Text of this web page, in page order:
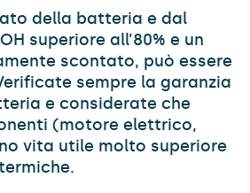
della batteria e dal
superiore all’80% e un
scontato, può essere
sempre la garanzia
e considerate che
(motore elettrico,
vita utile molto superiore